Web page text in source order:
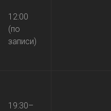
12:00
(по
записи)
19:30–